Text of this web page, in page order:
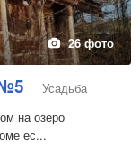
26 фото
Усадьба
на озеро
ес...